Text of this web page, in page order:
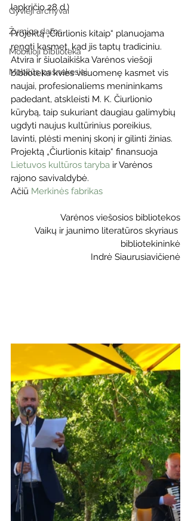
Gyvieji archyvai
Žymios datos
Mobilioji biblioteka
Mobilūs pašnekesiai
lapkričio 28 d.)
Projektą „Čiurlionis kitaip“ planuojama
rengti kasmet, kad jis taptų tradiciniu.
Atvira ir šiuolaikiška Varėnos viešoji
biblioteka kvies visuomenę kasmet vis
naujai, profesionaliems menininkams
padedant, atskleisti M. K. Čiurlionio
kūrybą, taip sukuriant daugiau galimybių
ugdyti naujus kultūrinius poreikius,
lavinti, plėsti meninį skonį ir gilinti žinias.
Projektą „Čiurlionis kitaip“ finansuoja
Lietuvos kultūros taryba ir Varėnos
rajono savivaldybė.
Ačiū Merkinės fabrikas
Varėnos viešosios bibliotekos
Vaikų ir jaunimo literatūros skyriaus
bibliotekininkė
Indrė Siaurusiavičienė